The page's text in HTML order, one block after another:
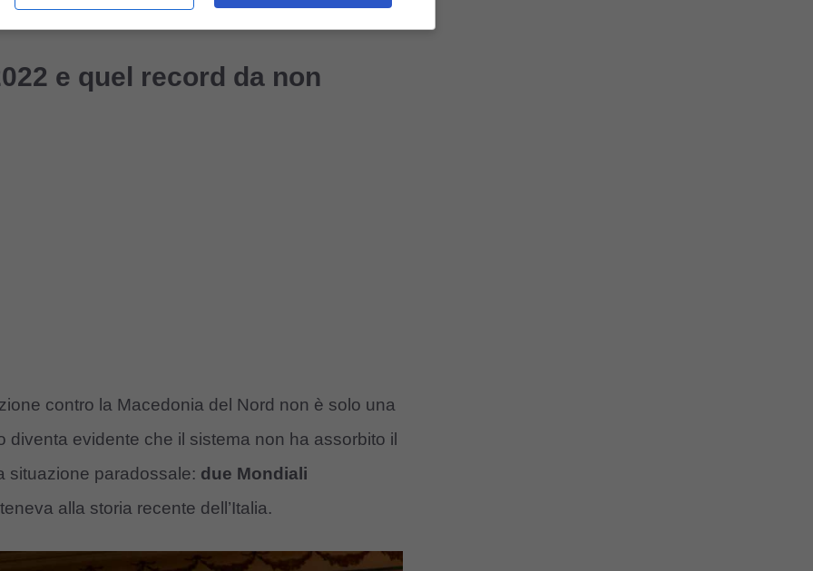
mai risolti.
e quel record da non
contro la Macedonia del Nord non è solo una
evidente che il sistema non ha assorbito il
situazione paradossale: due Mondiali
alla storia recente dell’Italia.